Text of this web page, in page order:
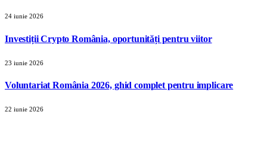
24 iunie 2026
Investiții Crypto România, oportunități pentru viitor
23 iunie 2026
Voluntariat România 2026, ghid complet pentru implicare
22 iunie 2026